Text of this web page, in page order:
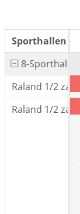
Sporthallen
03
8-Sporthal
Raland 1/2 zaal
Raland 1/2 zaal